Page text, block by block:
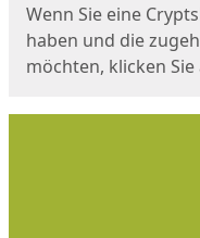
Wenn Sie eine
haben und die
möchten, klicken